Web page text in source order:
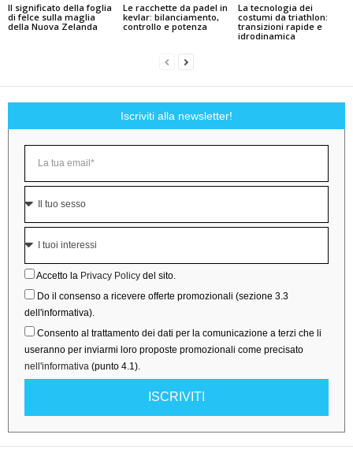
Il significato della foglia
di felce sulla maglia
della Nuova Zelanda
Le racchette da padel in
kevlar: bilanciamento,
controllo e potenza
La tecnologia dei
costumi da triathlon:
transizioni rapide e
idrodinamica
Iscriviti alla newsletter!
Accetto la Privacy Policy del sito.
Do il consenso a ricevere offerte promozionali (sezione 3.3
dell'informativa).
Consento al trattamento dei dati per la comunicazione a terzi che li
useranno per inviarmi loro proposte promozionali come precisato
nell'informativa (punto 4.1).
ISCRIVITI